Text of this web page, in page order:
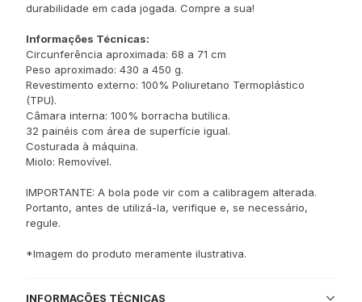
durabilidade em cada jogada. Compre a sua!
Informações Técnicas:
Circunferência aproximada: 68 a 71 cm
Peso aproximado: 430 a 450 g.
Revestimento externo: 100% Poliuretano Termoplástico
(TPU).
Câmara interna: 100% borracha butílica.
32 painéis com área de superfície igual.
Costurada à máquina.
Miolo: Removível.
IMPORTANTE: A bola pode vir com a calibragem alterada.
Portanto, antes de utilizá-la, verifique e, se necessário,
regule.
*Imagem do produto meramente ilustrativa.
INFORMAÇÕES TÉCNICAS